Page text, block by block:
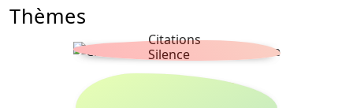
Thèmes
Citations
Silence